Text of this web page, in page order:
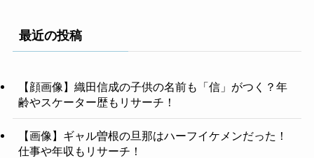
最近の投稿
【顔画像】織田信成の子供の名前も「信」がつく？年
齢やスケーター歴もリサーチ！
【画像】ギャル曽根の旦那はハーフイケメンだった！
仕事や年収もリサーチ！